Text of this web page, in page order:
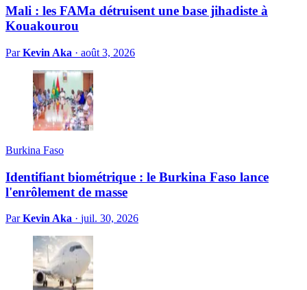
Mali : les FAMa détruisent une base jihadiste à
Kouakourou
ParKevin Aka · août 3, 2026
Burkina Faso
Identifiant biométrique : le Burkina Faso lance
l'enrôlement de masse
ParKevin Aka · juil. 30, 2026